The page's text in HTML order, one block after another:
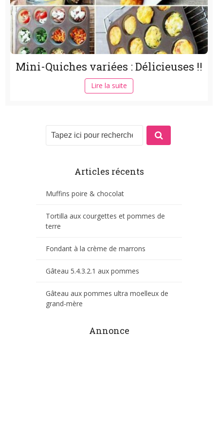
Mini-Quiches variées : Délicieuses !!
Lire la suite
Articles récents
Muffins poire & chocolat
Tortilla aux courgettes et pommes de
terre
Fondant à la crème de marrons
Gâteau 5.4.3.2.1 aux pommes
Gâteau aux pommes ultra moelleux de
grand-mère
Annonce